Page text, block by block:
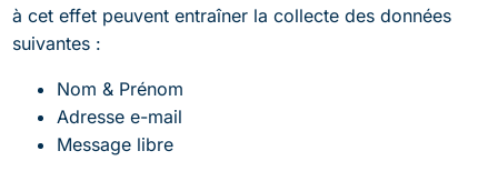
à cet effet peuvent entraîner la collecte des données
suivantes :
Nom & Prénom
Adresse e-mail
Message libre